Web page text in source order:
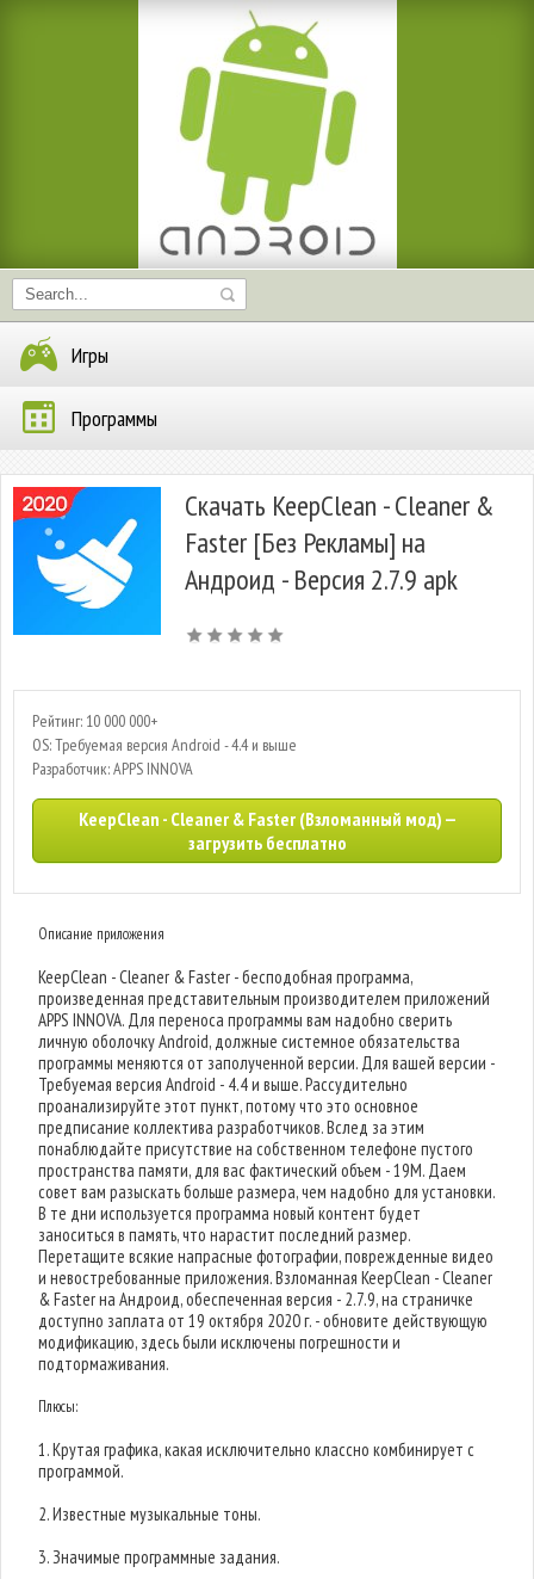
Игры
Программы
Скачать KeepClean - Cleaner &
Faster [Без Рекламы] на
Андроид - Версия 2.7.9 apk
Рейтинг: 10 000 000+
OS: Требуемая версия Android - 4.4 и выше
Разработчик: APPS INNOVA
KeepClean - Cleaner & Faster (Взломанный мод) —
загрузить бесплатно
Описание приложения
KeepClean - Cleaner & Faster - бесподобная программа,
произведенная представительным производителем приложений
APPS INNOVA. Для переноса программы вам надобно сверить
личную оболочку Android, должные системное обязательства
программы меняются от заполученной версии. Для вашей версии -
Требуемая версия Android - 4.4 и выше. Рассудительно
проанализируйте этот пункт, потому что это основное
предписание коллектива разработчиков. Вслед за этим
понаблюдайте присутствие на собственном телефоне пустого
пространства памяти, для вас фактический объем - 19M. Даем
совет вам разыскать больше размера, чем надобно для установки.
В те дни используется программа новый контент будет
заноситься в память, что нарастит последний размер.
Перетащите всякие напрасные фотографии, поврежденные видео
и невостребованные приложения. Взломанная KeepClean - Cleaner
& Faster на Андроид, обеспеченная версия - 2.7.9, на страничке
доступно заплата от 19 октября 2020 г. - обновите действующую
модификацию, здесь были исключены погрешности и
подтормаживания.
Плюсы:
1. Крутая графика, какая исключительно классно комбинирует с
программой.
2. Известные музыкальные тоны.
3. Значимые программные задания.